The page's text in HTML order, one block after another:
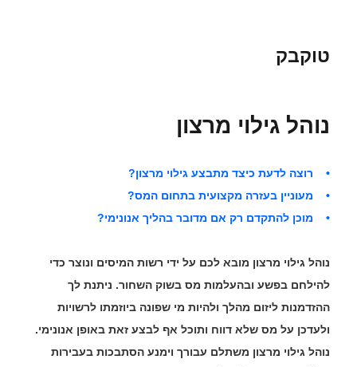
טוקבק
נוהל גילוי מרצון
• רוצה לדעת כיצד מתבצע גילוי מרצון?
• מעוניין בעזרה מקצועית בתחום המס?
• מוכן להתקדם רק אם מדובר בהליך אנונימי?
נוהל גילוי מרצון מובא לכם על ידי רשות המיסים ונוצר כדי
להילחם בפשע ובהעלמות מס בשוק השחור. ניתנת לך
ההזדמנות ליזום מהלך ולהיות מי שפונה ביוזמתו לרשויות
ולעדכן על מס שלא דווח ותוכל אף לבצע זאת באופן אנונימי.
נוהל גילוי מרצון משתלם עבורך וימנע הסתבכות בעבירות